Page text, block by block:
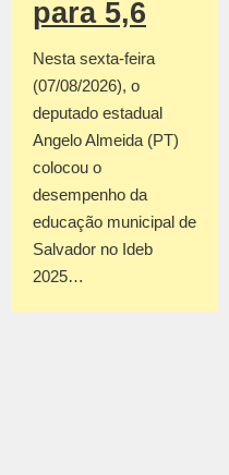
para 5,6
Nesta sexta-feira
(07/08/2026), o
deputado estadual
Angelo Almeida (PT)
colocou o
desempenho da
educação municipal de
Salvador no Ideb
2025…